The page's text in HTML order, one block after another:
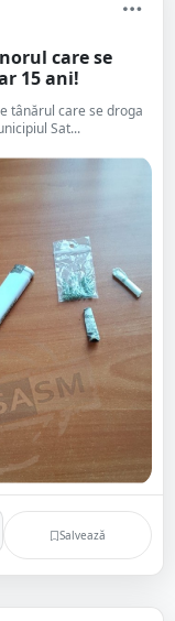
care se
15 ani!
tânărul care se droga
Sat...
Salvează